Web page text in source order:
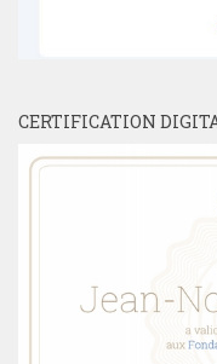
CERTIFICATION